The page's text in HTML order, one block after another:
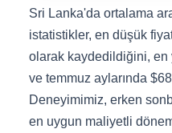
Sri Lanka'da ortalama
istatistikler, en düşük
olarak kaydedildiğini, en
ve temmuz aylarında
Deneyimimiz, erken
en uygun maliyetli